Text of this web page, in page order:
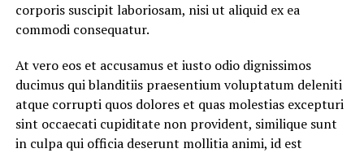
corporis suscipit laboriosam, nisi ut aliquid ex ea
commodi consequatur.
At vero eos et accusamus et iusto odio dignissimos
ducimus qui blanditiis praesentium voluptatum deleniti
atque corrupti quos dolores et quas molestias excepturi
sint occaecati cupiditate non provident, similique sunt
in culpa qui officia deserunt mollitia animi, id est